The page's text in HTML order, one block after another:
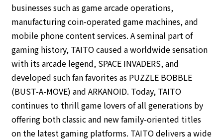
businesses such as game arcade operations,
manufacturing coin-operated game machines, and
mobile phone content services. A seminal part of
gaming history, TAITO caused a worldwide sensation
with its arcade legend, SPACE INVADERS, and
developed such fan favorites as PUZZLE BOBBLE
(BUST-A-MOVE) and ARKANOID. Today, TAITO
continues to thrill game lovers of all generations by
offering both classic and new family-oriented titles
on the latest gaming platforms. TAITO delivers a wide